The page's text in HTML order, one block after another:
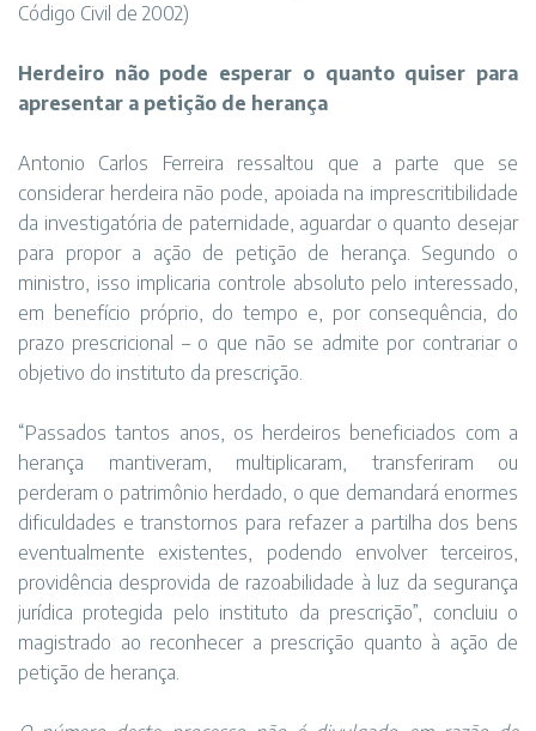
Código Civil de 2002)
Herdeiro não pode esperar o quanto quiser para
apresentar a petição de herança
Antonio Carlos Ferreira ressaltou que a parte que se
considerar herdeira não pode, apoiada na imprescritibilidade
da investigatória de paternidade, aguardar o quanto desejar
para propor a ação de petição de herança. Segundo o
ministro, isso implicaria controle absoluto pelo interessado,
em benefício próprio, do tempo e, por consequência, do
prazo prescricional – o que não se admite por contrariar o
objetivo do instituto da prescrição.
“Passados tantos anos, os herdeiros beneficiados com a
herança mantiveram, multiplicaram, transferiram ou
perderam o patrimônio herdado, o que demandará enormes
dificuldades e transtornos para refazer a partilha dos bens
eventualmente existentes, podendo envolver terceiros,
providência desprovida de razoabilidade à luz da segurança
jurídica protegida pelo instituto da prescrição”, concluiu o
magistrado ao reconhecer a prescrição quanto à ação de
petição de herança.